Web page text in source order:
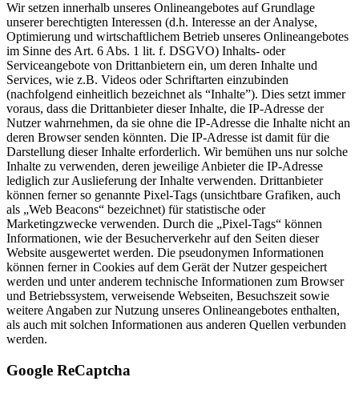
Wir setzen innerhalb unseres Onlineangebotes auf Grundlage
unserer berechtigten Interessen (d.h. Interesse an der Analyse,
Optimierung und wirtschaftlichem Betrieb unseres Onlineangebotes
im Sinne des Art. 6 Abs. 1 lit. f. DSGVO) Inhalts- oder
Serviceangebote von Drittanbietern ein, um deren Inhalte und
Services, wie z.B. Videos oder Schriftarten einzubinden
(nachfolgend einheitlich bezeichnet als “Inhalte”). Dies setzt immer
voraus, dass die Drittanbieter dieser Inhalte, die IP-Adresse der
Nutzer wahrnehmen, da sie ohne die IP-Adresse die Inhalte nicht an
deren Browser senden könnten. Die IP-Adresse ist damit für die
Darstellung dieser Inhalte erforderlich. Wir bemühen uns nur solche
Inhalte zu verwenden, deren jeweilige Anbieter die IP-Adresse
lediglich zur Auslieferung der Inhalte verwenden. Drittanbieter
können ferner so genannte Pixel-Tags (unsichtbare Grafiken, auch
als „Web Beacons“ bezeichnet) für statistische oder
Marketingzwecke verwenden. Durch die „Pixel-Tags“ können
Informationen, wie der Besucherverkehr auf den Seiten dieser
Website ausgewertet werden. Die pseudonymen Informationen
können ferner in Cookies auf dem Gerät der Nutzer gespeichert
werden und unter anderem technische Informationen zum Browser
und Betriebssystem, verweisende Webseiten, Besuchszeit sowie
weitere Angaben zur Nutzung unseres Onlineangebotes enthalten,
als auch mit solchen Informationen aus anderen Quellen verbunden
werden.
Google ReCaptcha